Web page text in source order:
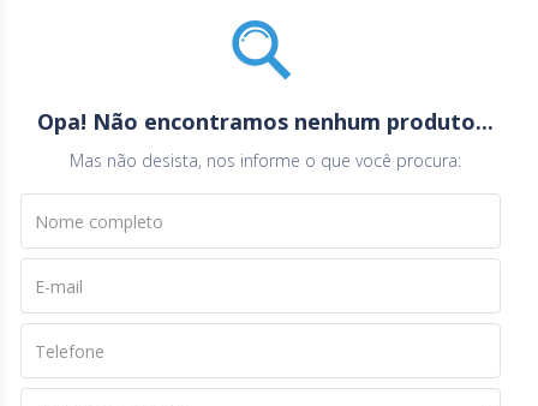
Opa! Não encontramos nenhum produto...
Mas não desista, nos informe o que você procura:
Nome completo
E-mail
Telefone